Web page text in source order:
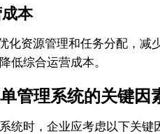
本
化资源管理和任务分配，减
低综合运营成本。
管理系统的关键因
统时，企业应考虑以下关键